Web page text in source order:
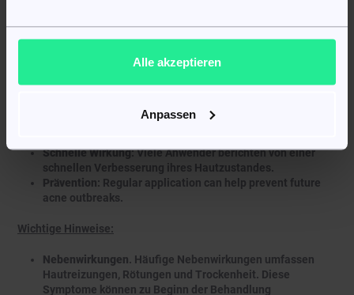
Alle akzeptieren
Anpassen
täglich auf die gereinigte, trockene Haut aufgetragen. Nur
Langzeitbehandlung. Ärzte empfehlen häufig eine
Schnelle Wirkung: Viele Anwender berichten von einer
schnellen Verbesserung ihres Hautzustandes.
Prävention: Regular application can help prevent future
acne outbreaks.
Wichtige Hinweise:
Nebenwirkungen. Häufige Nebenwirkungen umfassen
Hautreizungen, Rötungen und Trockenheit. Diese
Symptome können zu Beginn der Behandlung